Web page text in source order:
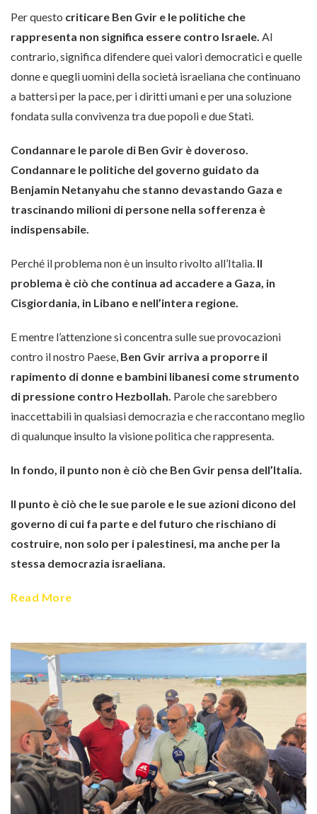
Per questo criticare Ben Gvir e le politiche che
rappresenta non significa essere contro Israele. Al
contrario, significa difendere quei valori democratici e quelle
donne e quegli uomini della società israeliana che continuano
a battersi per la pace, per i diritti umani e per una soluzione
fondata sulla convivenza tra due popoli e due Stati.
Condannare le parole di Ben Gvir è doveroso.
Condannare le politiche del governo guidato da
Benjamin Netanyahu che stanno devastando Gaza e
trascinando milioni di persone nella sofferenza è
indispensabile.
Perché il problema non è un insulto rivolto all’Italia. Il
problema è ciò che continua ad accadere a Gaza, in
Cisgiordania, in Libano e nell’intera regione.
E mentre l’attenzione si concentra sulle sue provocazioni
contro il nostro Paese, Ben Gvir arriva a proporre il
rapimento di donne e bambini libanesi come strumento
di pressione contro Hezbollah. Parole che sarebbero
inaccettabili in qualsiasi democrazia e che raccontano meglio
di qualunque insulto la visione politica che rappresenta.
In fondo, il punto non è ciò che Ben Gvir pensa dell’Italia.
Il punto è ciò che le sue parole e le sue azioni dicono del
governo di cui fa parte e del futuro che rischiano di
costruire, non solo per i palestinesi, ma anche per la
stessa democrazia israeliana.
Read More